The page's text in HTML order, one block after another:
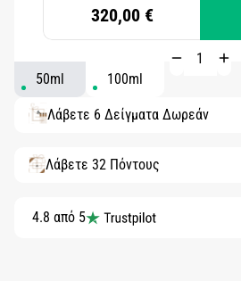
320,00 €
50ml 100ml
Λάβετε 6 Δείγματα Δωρεάν
Λάβετε 32 Πόντους
4.8 από 5